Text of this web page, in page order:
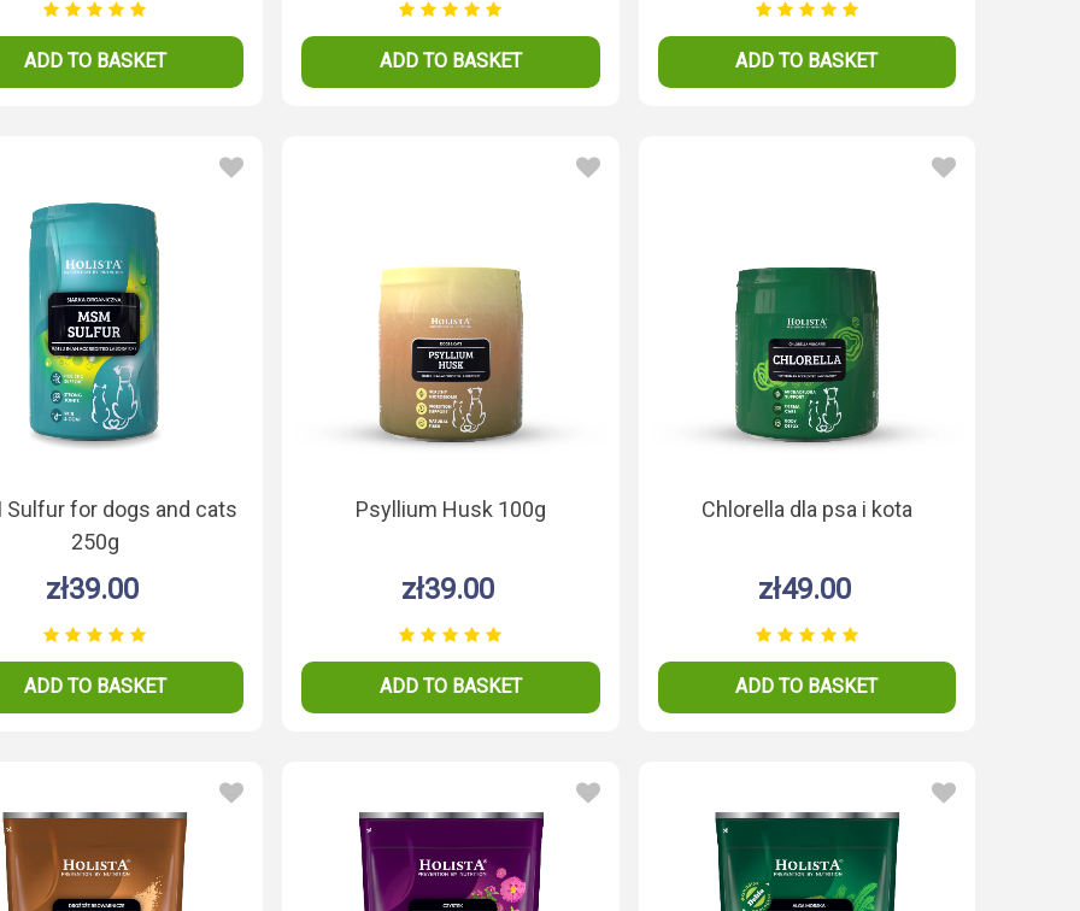
i kota
ADD TO BASKET ADD TO BASKET ADD TO BASKET
ADD TO BASKET ADD TO BASKET ADD TO BASKET
Sulfur for dogs and cats
250g
zł39.00
ADD TO BASKET
Psyllium Husk 100g
zł39.00
ADD TO BASKET
Chlorella dla psa i kota
zł49.00
ADD TO BASKET